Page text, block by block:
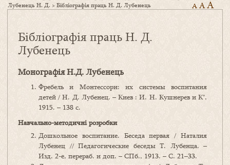
Лубенець Н. Д. >Бібліографія праць Н. Д. Лубенець A AA
Бібліографія праць Н. Д.
Лубенець
Монографія Н.Д. Лубенець
Фребель и Монтессори: их системы воспитания
детей / Н. Д. Лубенец. – Киев : И. Н. Кушнерев и К°,
1915. – 138 с.
Навчально-методичні розробки
Дошкольное воспитание. Беседа первая / Наталия
Лубенец // Педагогические беседы Т. Лубенца. –
Изд. 2-е, перераб. и доп. – СПб., 1913. – С. 21–33.